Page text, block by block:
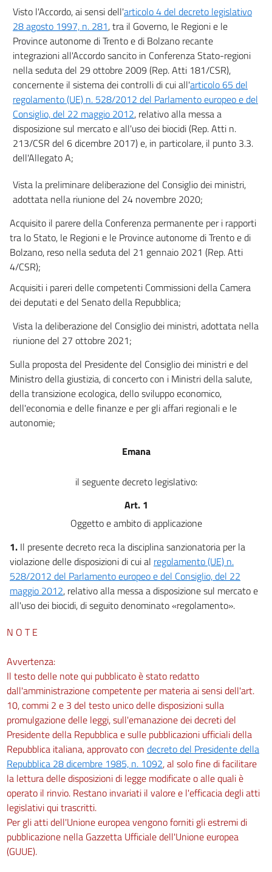
Visto l'Accordo, ai sensi dell'articolo 4 del decreto legislativo
28 agosto 1997, n. 281, tra il Governo, le Regioni e le
Province autonome di Trento e di Bolzano recante
integrazioni all'Accordo sancito in Conferenza Stato-regioni
nella seduta del 29 ottobre 2009 (Rep. Atti 181/CSR),
concernente il sistema dei controlli di cui all'articolo 65 del
regolamento (UE) n. 528/2012 del Parlamento europeo e del
Consiglio, del 22 maggio 2012, relativo alla messa a
disposizione sul mercato e all'uso dei biocidi (Rep. Atti n.
213/CSR del 6 dicembre 2017) e, in particolare, il punto 3.3.
dell'Allegato A;
Vista la preliminare deliberazione del Consiglio dei ministri,
adottata nella riunione del 24 novembre 2020;
Acquisito il parere della Conferenza permanente per i rapporti
tra lo Stato, le Regioni e le Province autonome di Trento e di
Bolzano, reso nella seduta del 21 gennaio 2021 (Rep. Atti
4/CSR);
Acquisiti i pareri delle competenti Commissioni della Camera
dei deputati e del Senato della Repubblica;
Vista la deliberazione del Consiglio dei ministri, adottata nella
riunione del 27 ottobre 2021;
Sulla proposta del Presidente del Consiglio dei ministri e del
Ministro della giustizia, di concerto con i Ministri della salute,
della transizione ecologica, dello sviluppo economico,
dell'economia e delle finanze e per gli affari regionali e le
autonomie;
Emana
il seguente decreto legislativo:
Art. 1
Oggetto e ambito di applicazione
1. Il presente decreto reca la disciplina sanzionatoria per la
violazione delle disposizioni di cui al regolamento (UE) n.
528/2012 del Parlamento europeo e del Consiglio, del 22
maggio 2012, relativo alla messa a disposizione sul mercato e
all'uso dei biocidi, di seguito denominato «regolamento».
N O T E
Avvertenza:
Il testo delle note qui pubblicato è stato redatto
dall'amministrazione competente per materia ai sensi dell'art.
10, commi 2 e 3 del testo unico delle disposizioni sulla
promulgazione delle leggi, sull'emanazione dei decreti del
Presidente della Repubblica e sulle pubblicazioni ufficiali della
Repubblica italiana, approvato con decreto del Presidente della
Repubblica 28 dicembre 1985, n. 1092, al solo fine di facilitare
la lettura delle disposizioni di legge modificate o alle quali è
operato il rinvio. Restano invariati il valore e l'efficacia degli atti
legislativi qui trascritti.
Per gli atti dell'Unione europea vengono forniti gli estremi di
pubblicazione nella Gazzetta Ufficiale dell'Unione europea
(GUUE).